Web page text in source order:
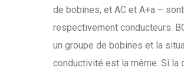
de bobines, et AC et A+a – sont
respectivement conducteurs.
un groupe de bobines et la
conductivité est la même. Si la